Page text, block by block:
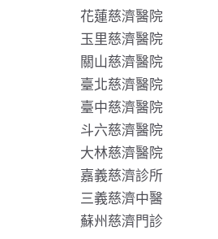
花蓮慈濟醫院
玉里慈濟醫院
關山慈濟醫院
臺北慈濟醫院
臺中慈濟醫院
斗六慈濟醫院
大林慈濟醫院
嘉義慈濟診所
三義慈濟中醫
蘇州慈濟門診